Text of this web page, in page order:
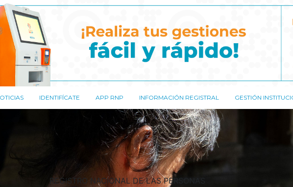
IDENTIFÍCATE APP RNP INFORMACIÓN REGISTRAL GESTIÓN
REGISTRO NACIONAL DE LAS PERSONAS